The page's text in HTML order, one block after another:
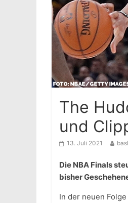
The
und
13. Juli 2021
Die NBA Finals
bisher
In der neuen